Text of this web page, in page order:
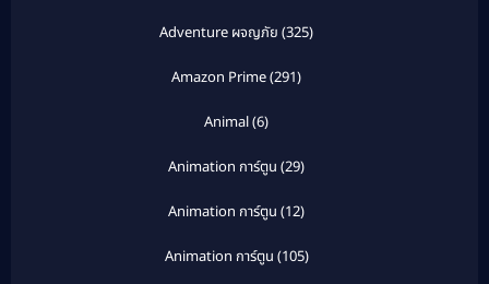
Adventure ผจญภัย (325)
Amazon Prime(291)
Animal(6)
Animation การ์ตูน (29)
Animation การ์ตูน (12)
Animation การ์ตูน (105)